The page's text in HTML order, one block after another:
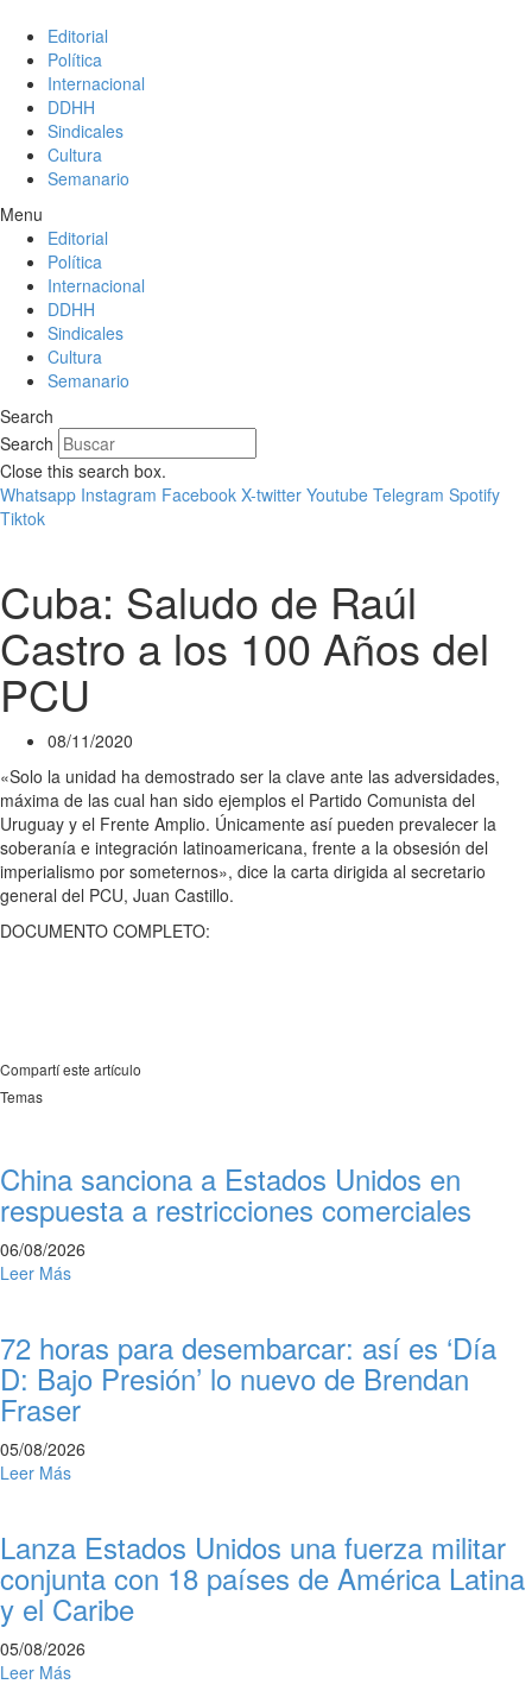
Editorial
Política
Internacional
DDHH
Sindicales
Cultura
Semanario
Menu
Editorial
Política
Internacional
DDHH
Sindicales
Cultura
Semanario
Search
Search
Close this search box.
Whatsapp Instagram Facebook X-twitter Youtube Telegram Spotify
Tiktok
Cuba: Saludo de Raúl
Castro a los 100 Años del
PCU
08/11/2020
«Solo la unidad ha demostrado ser la clave ante las adversidades,
máxima de las cual han sido ejemplos el Partido Comunista del
Uruguay y el Frente Amplio. Únicamente así pueden prevalecer la
soberanía e integración latinoamericana, frente a la obsesión del
imperialismo por someternos», dice la carta dirigida al secretario
general del PCU, Juan Castillo.
DOCUMENTO COMPLETO:
Compartí este artículo
Temas
China sanciona a Estados Unidos en
respuesta a restricciones comerciales
06/08/2026
Leer Más
72 horas para desembarcar: así es ‘Día
D: Bajo Presión’ lo nuevo de Brendan
Fraser
05/08/2026
Leer Más
Lanza Estados Unidos una fuerza militar
conjunta con 18 países de América Latina
y el Caribe
05/08/2026
Leer Más